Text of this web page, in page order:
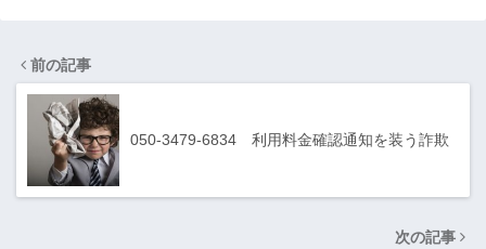
前の記事
050-3479-6834 利用料金確認通知を装う詐欺
次の記事